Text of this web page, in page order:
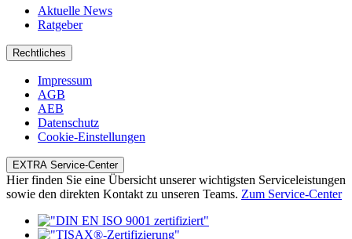
Aktuelle News
Ratgeber
Rechtliches
Impressum
AGB
AEB
Datenschutz
Cookie-Einstellungen
EXTRA Service-Center
Hier finden Sie eine Übersicht unserer wichtigsten Serviceleistungen
sowie den direkten Kontakt zu unseren Teams. Zum Service-Center